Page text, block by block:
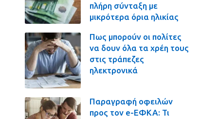
πλήρη σύνταξη με
μικρότερα όρια ηλικίας
Πως μπορούν οι πολίτες
να δουν όλα τα χρέη τους
στις τράπεζες
ηλεκτρονικά
Παραγραφή οφειλών
προς τον e-ΕΦΚΑ: Τι